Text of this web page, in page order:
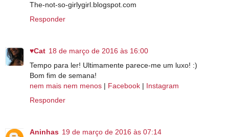
The-not-so-girlygirl.blogspot.com
Responder
♥Cat 18 de março de 2016 às 16:00
Tempo para ler! Ultimamente parece-me um luxo! :)
Bom fim de semana!
nem mais nem menos | Facebook | Instagram
Responder
Aninhas 19 de março de 2016 às 07:14